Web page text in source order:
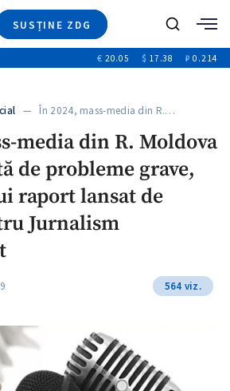
SUSȚINE ZDG
Ştiri
Special
€ 20.05 $ 17.38 ₽ 0.214
— În 2024, mass-media din R.…
media din R. Moldova
de probleme grave,
raport lansat de
Jurnalism
564 viz.